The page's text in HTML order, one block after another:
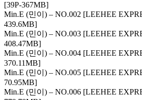
[39P-367MB]
Min.E (민이) – NO.002 [LEEHEE
439.6MB]
Min.E (민이) – NO.003 [LEEHEE
408.47MB]
Min.E (민이) – NO.004 [LEEHEE
370.11MB]
Min.E (민이) – NO.005 [LEEHEE
70.95MB]
Min.E (민이) – NO.006 [LEEHEE